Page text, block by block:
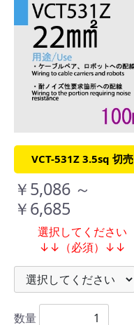
VCT-531Z 3.5sq 切売
￥5,086 ～
￥6,685
選択してください
↓↓（必須）↓↓
数量